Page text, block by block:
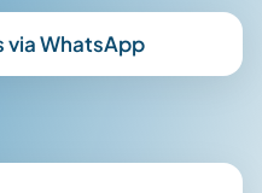
via WhatsApp